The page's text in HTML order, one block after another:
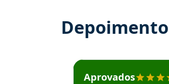
Estudante José recomenda o
Aprovados